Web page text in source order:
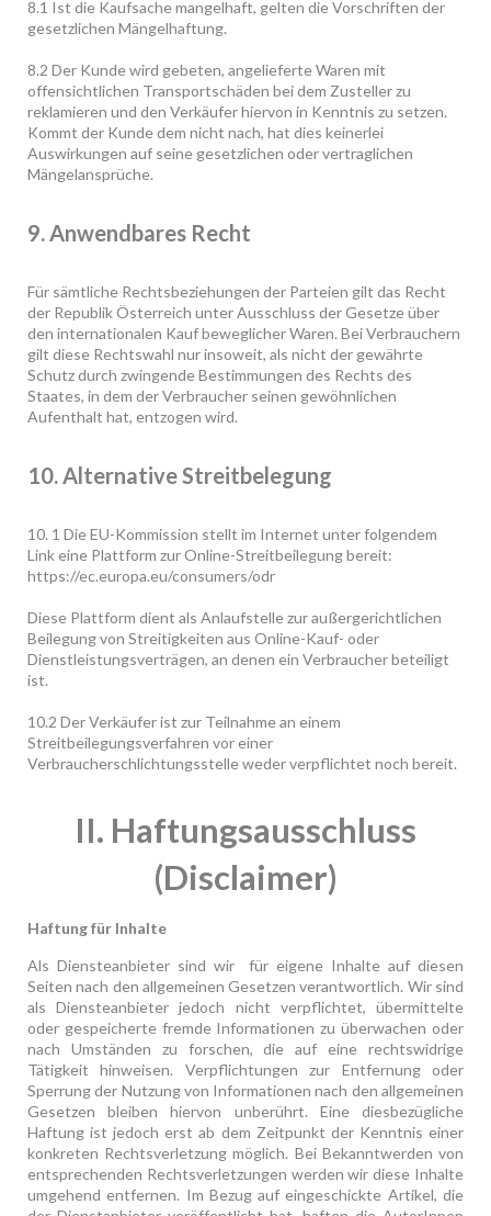
8.1 Ist die Kaufsache mangelhaft, gelten die Vorschriften der
gesetzlichen Mängelhaftung.
8.2 Der Kunde wird gebeten, angelieferte Waren mit
offensichtlichen Transportschäden bei dem Zusteller zu
reklamieren und den Verkäufer hiervon in Kenntnis zu setzen.
Kommt der Kunde dem nicht nach, hat dies keinerlei
Auswirkungen auf seine gesetzlichen oder vertraglichen
Mängelansprüche.
9. Anwendbares Recht
Für sämtliche Rechtsbeziehungen der Parteien gilt das Recht
der Republik Österreich unter Ausschluss der Gesetze über
den internationalen Kauf beweglicher Waren. Bei Verbrauchern
gilt diese Rechtswahl nur insoweit, als nicht der gewährte
Schutz durch zwingende Bestimmungen des Rechts des
Staates, in dem der Verbraucher seinen gewöhnlichen
Aufenthalt hat, entzogen wird.
10. Alternative Streitbelegung
10. 1 Die EU-Kommission stellt im Internet unter folgendem
Link eine Plattform zur Online-Streitbeilegung bereit:
https://ec.europa.eu/consumers/odr
Diese Plattform dient als Anlaufstelle zur außergerichtlichen
Beilegung von Streitigkeiten aus Online-Kauf- oder
Dienstleistungsverträgen, an denen ein Verbraucher beteiligt
ist.
10.2 Der Verkäufer ist zur Teilnahme an einem
Streitbeilegungsverfahren vor einer
Verbraucherschlichtungsstelle weder verpflichtet noch bereit.
II. Haftungsausschluss
(Disclaimer)
Haftung für Inhalte
Als Diensteanbieter sind wir für eigene Inhalte auf diesen
Seiten nach den allgemeinen Gesetzen verantwortlich. Wir sind
als Diensteanbieter jedoch nicht verpflichtet, übermittelte
oder gespeicherte fremde Informationen zu überwachen oder
nach Umständen zu forschen, die auf eine rechtswidrige
Tätigkeit hinweisen. Verpflichtungen zur Entfernung oder
Sperrung der Nutzung von Informationen nach den allgemeinen
Gesetzen bleiben hiervon unberührt. Eine diesbezügliche
Haftung ist jedoch erst ab dem Zeitpunkt der Kenntnis einer
konkreten Rechtsverletzung möglich. Bei Bekanntwerden von
entsprechenden Rechtsverletzungen werden wir diese Inhalte
umgehend entfernen. Im Bezug auf eingeschickte Artikel, die